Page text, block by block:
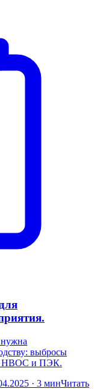
выбросы
НВОС и ПЭК.
· 3 минЧитать